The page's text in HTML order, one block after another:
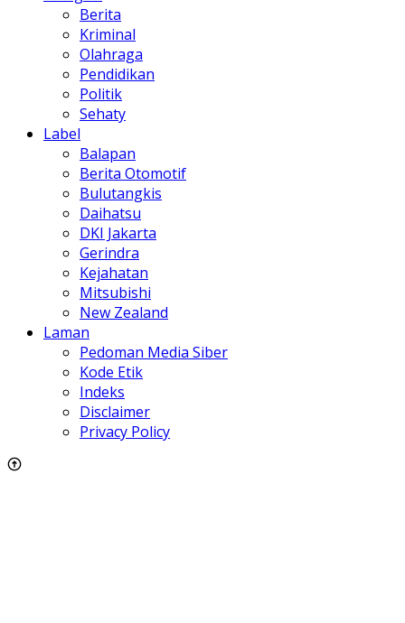
Berita
Kriminal
Olahraga
Pendidikan
Politik
Sehaty
Label
Balapan
Berita Otomotif
Bulutangkis
Daihatsu
DKI Jakarta
Gerindra
Kejahatan
Mitsubishi
New Zealand
Laman
Pedoman Media Siber
Kode Etik
Indeks
Disclaimer
Privacy Policy